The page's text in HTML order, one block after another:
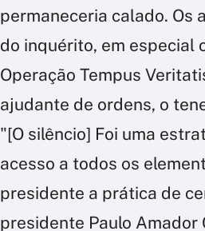
permaneceria calado. Os
do inquérito, em especial
Operação Tempus
ajudante de ordens, o
"[O silêncio] Foi uma
acesso a todos os
presidente a prática de
presidente Paulo Amador